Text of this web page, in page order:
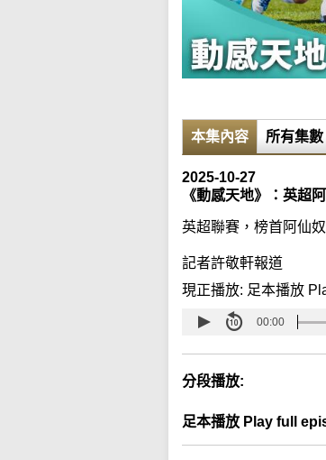
本集內容 所有集數
2025-10-27
《動感天地》：英超
英超聯賽，榜首阿仙
記者許敬軒報道
現正播放: 足本播放
00:00
分段播放:
足本播放 Play full